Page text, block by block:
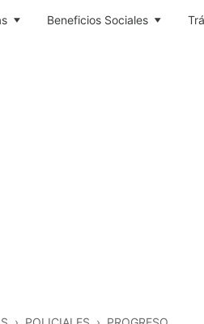
Beneficios Sociales